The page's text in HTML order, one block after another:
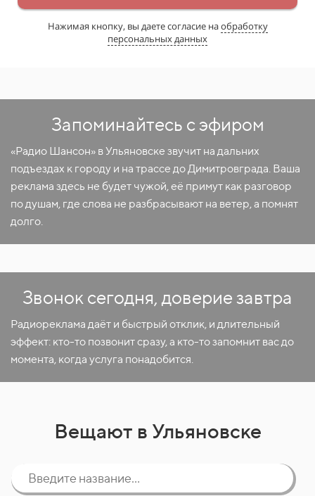
Нажимая кнопку, вы даете согласие наобработку
персональных данных
Запоминайтесь с эфиром
«Радио Шансон» в Ульяновске звучит на дальних
подъездах к городу и на трассе до Димитровграда. Ваша
реклама здесь не будет чужой, её примут как разговор
по душам, где слова не разбрасывают на ветер, а помнят
долго.
Звонок сегодня, доверие завтра
Радиореклама даёт и быстрый отклик, и длительный
эффект: кто-то позвонит сразу, а кто-то запомнит вас до
момента, когда услуга понадобится.
Вещают в Ульяновске